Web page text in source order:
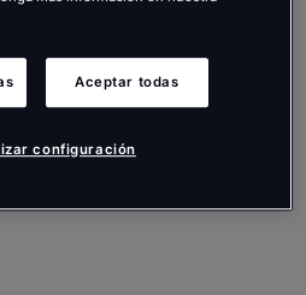
Aceptar todas
configuración